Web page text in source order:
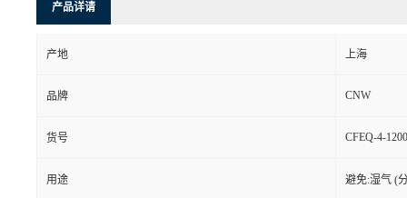
产品详请
产地 上海
品牌 CNW
货号 CFEQ-4-
用途 避免:湿气 (